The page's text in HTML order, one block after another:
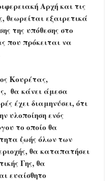
Αρχή και τις
θεωρείται εξαιρετικά
της υπόθεσης στο
που πρόκειται να
Κουρέτας,
θα κάνει άμεσα
έχει διαμηνύσει, ότι
υλοποίηση ενός
το οποίο θα
ζωής όλων των
θα καταπατήσει
Γης, θα
ευαίσθητο